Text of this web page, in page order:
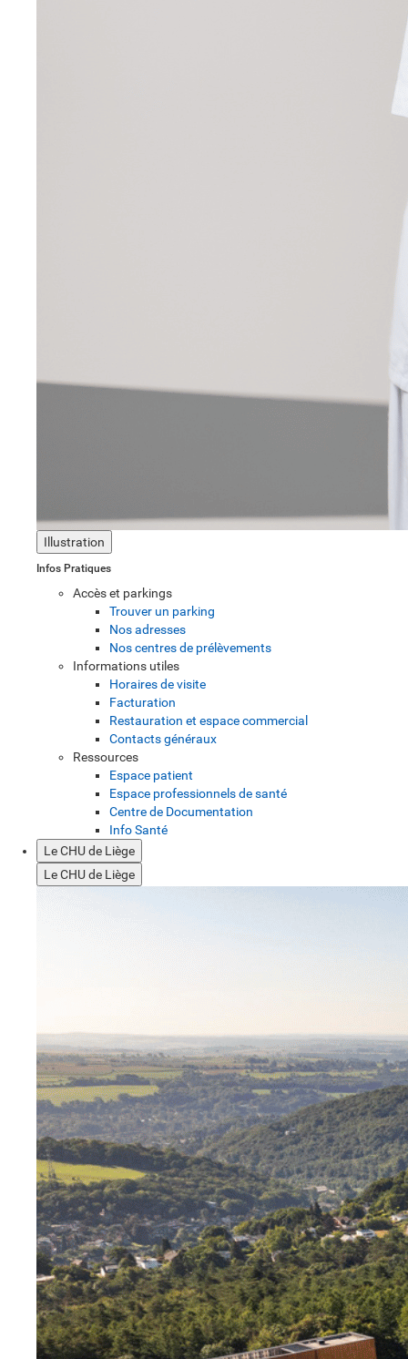
Illustration
Infos Pratiques
Accès et parkings
Trouver un parking
Nos adresses
Nos centres de prélèvements
Informations utiles
Horaires de visite
Facturation
Restauration et espace commercial
Contacts généraux
Ressources
Espace patient
Espace professionnels de santé
Centre de Documentation
Info Santé
Le CHU de Liège
Le CHU de Liège